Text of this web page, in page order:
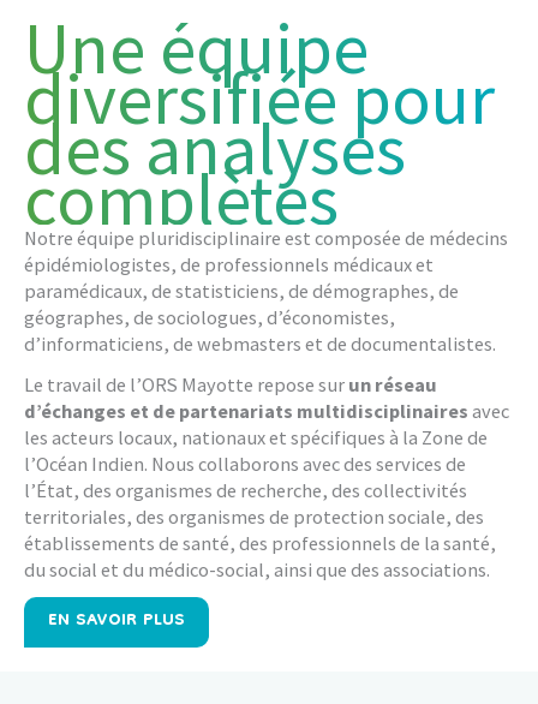
Une équipe
diversifiée pour
des analyses
complètes
Notre équipe pluridisciplinaire est composée de médecins
épidémiologistes, de professionnels médicaux et
paramédicaux, de statisticiens, de démographes, de
géographes, de sociologues, d’économistes,
d’informaticiens, de webmasters et de documentalistes.
Le travail de l’ORS Mayotte repose sur un réseau
d’échanges et de partenariats multidisciplinaires avec
les acteurs locaux, nationaux et spécifiques à la Zone de
l’Océan Indien. Nous collaborons avec des services de
l’État, des organismes de recherche, des collectivités
territoriales, des organismes de protection sociale, des
établissements de santé, des professionnels de la santé,
du social et du médico-social, ainsi que des associations.
EN SAVOIR PLUS